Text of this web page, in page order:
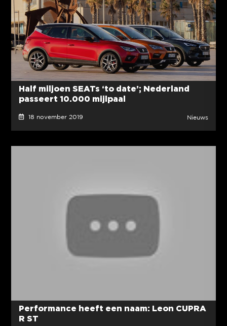
Half miljoen SEATs ‘to date’; Nederland
passeert 10.000 mijlpaal
18 november 2019 Nieuws
Performance heeft een naam: Leon CUPRA
R ST